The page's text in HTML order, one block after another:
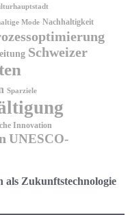
Mode Nachhaltigkeit
Schweizer
Sparziele
Innovation
UNESCO-
Zukunftstechnologie